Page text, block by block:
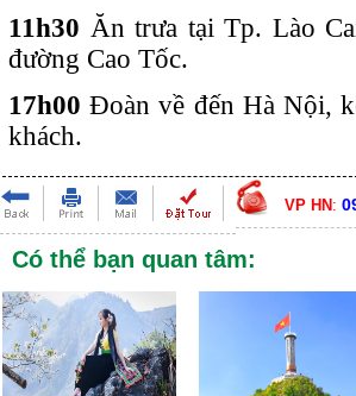
11h30 Ăn trưa tại Tp. Lào
đường Cao Tốc.
17h00Đoàn về đến Hà Nội,
khách.
VP HN :
Có thể bạn quan tâm: